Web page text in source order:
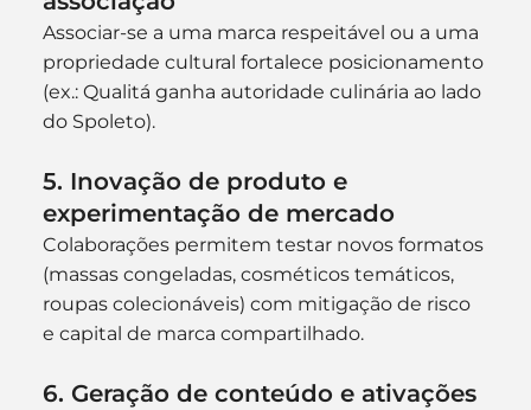
Associar-se a uma marca respeitável ou a uma
propriedade cultural fortalece posicionamento
(ex.: Qualitá ganha autoridade culinária ao lado
do Spoleto).
5. Inovação de produto e
experimentação de mercado
Colaborações permitem testar novos formatos
(massas congeladas, cosméticos temáticos,
roupas colecionáveis) com mitigação de risco
e capital de marca compartilhado.
6. Geração de conteúdo e ativações